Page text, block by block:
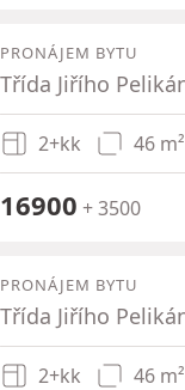
PRONÁJEM BYTU
2+kk 46 m²
16900 + 3500
PRONÁJEM BYTU
2+kk 46 m²